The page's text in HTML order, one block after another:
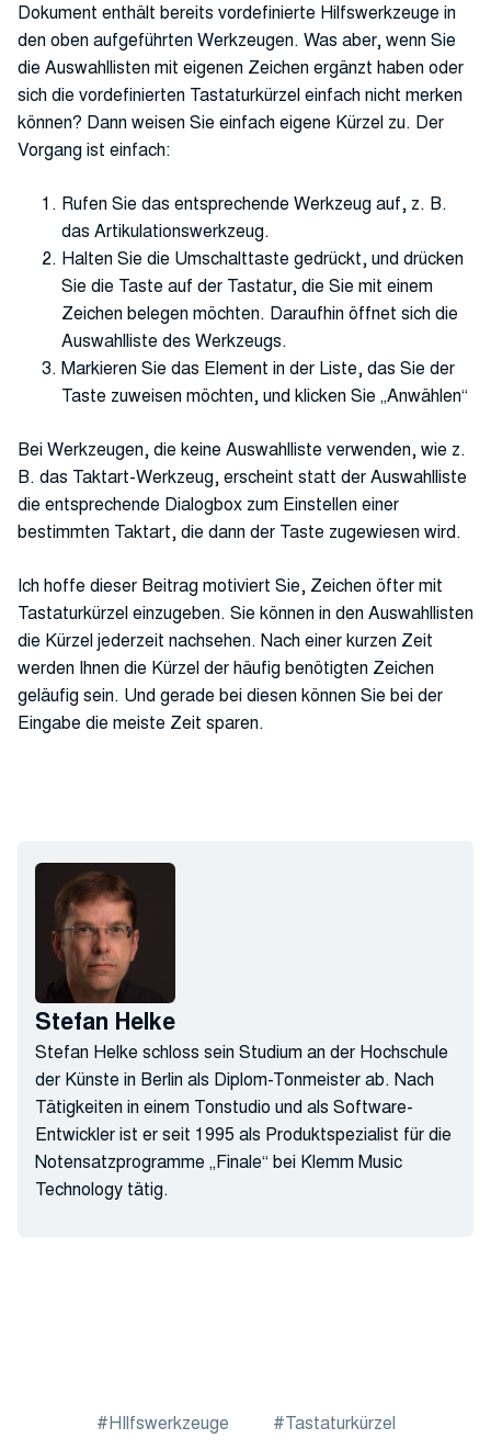
Dokument enthält bereits vordefinierte Hilfswerkzeuge in
den oben aufgeführten Werkzeugen. Was aber, wenn Sie
die Auswahllisten mit eigenen Zeichen ergänzt haben oder
sich die vordefinierten Tastaturkürzel einfach nicht merken
können? Dann weisen Sie einfach eigene Kürzel zu. Der
Vorgang ist einfach:
Rufen Sie das entsprechende Werkzeug auf, z. B.
das Artikulationswerkzeug.
Halten Sie die Umschalttaste gedrückt, und drücken
Sie die Taste auf der Tastatur, die Sie mit einem
Zeichen belegen möchten. Daraufhin öffnet sich die
Auswahlliste des Werkzeugs.
Markieren Sie das Element in der Liste, das Sie der
Taste zuweisen möchten, und klicken Sie „Anwählen“
Bei Werkzeugen, die keine Auswahlliste verwenden, wie z.
B. das Taktart-Werkzeug, erscheint statt der Auswahlliste
die entsprechende Dialogbox zum Einstellen einer
bestimmten Taktart, die dann der Taste zugewiesen wird.
Ich hoffe dieser Beitrag motiviert Sie, Zeichen öfter mit
Tastaturkürzel einzugeben. Sie können in den Auswahllisten
die Kürzel jederzeit nachsehen. Nach einer kurzen Zeit
werden Ihnen die Kürzel der häufig benötigten Zeichen
geläufig sein. Und gerade bei diesen können Sie bei der
Eingabe die meiste Zeit sparen.
Stefan Helke
Stefan Helke schloss sein Studium an der Hochschule
der Künste in Berlin als Diplom-Tonmeister ab. Nach
Tätigkeiten in einem Tonstudio und als Software-
Entwickler ist er seit 1995 als Produktspezialist für die
Notensatzprogramme „Finale“ bei Klemm Music
Technology tätig.
HIlfswerkzeuge Tastaturkürzel